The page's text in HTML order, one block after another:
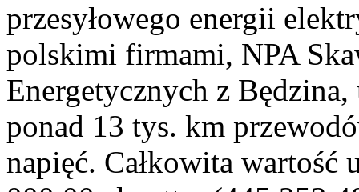
przesyłowego energii
polskimi firmami, NPA
Energetycznych z
ponad 13 tys. km
napięć. Całkowita